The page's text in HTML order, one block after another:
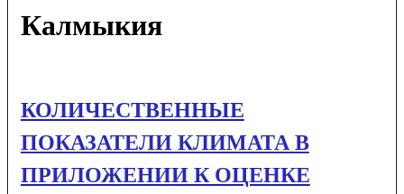
Калмыкия
КОЛИЧЕСТВЕННЫЕ
ПОКАЗАТЕЛИ КЛИМАТА В
ПРИЛОЖЕНИИ К ОЦЕНКЕ